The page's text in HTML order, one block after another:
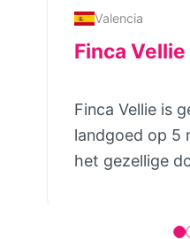
Valencia
Finca Vellie
Finca Vellie is
landgoed op 5
het gezellige